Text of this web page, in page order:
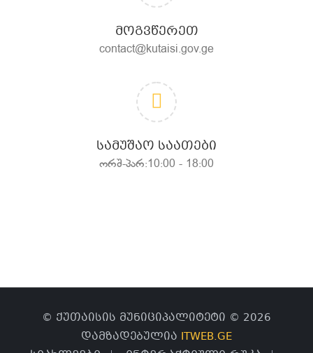
ᲛᲝᲒᲕᲬᲔᲠᲔᲗ
contact@kutaisi.gov.ge
ᲡᲐᲛᲣᲨᲐᲝ ᲡᲐᲐᲗᲔᲑᲘ
ორშ-პარ:10:00 - 18:00
© ქუთაისის მუნიციპალიტეტი © 2026
დამზადებულია ITWEB.GE